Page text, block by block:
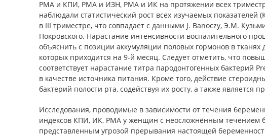
РМА и КПИ, РМА и ИЗН, РМА и ИК на протяжении всех
наблюдали статистический рост всех изучаемых
в III триместре, что совпадает с данными J. Banoczy, Э.М.
Покровского. Нарастание интенсивности воспалительного
объяснить с позиции аккумуляции половых гормонов в
которых приходится на 9-й месяц. Следует отметить, что
соответствует нарастание титра пародонтогенных
в качестве источника питания. Кроме того, действие
бактерий полости рта, содействуя их росту, а также является
Исследования, проводимые в зависимости от течения
индексов КПИ, ИК, РМА у женщин с неосложнённым течением
представленным угрозой прерывания настоящей